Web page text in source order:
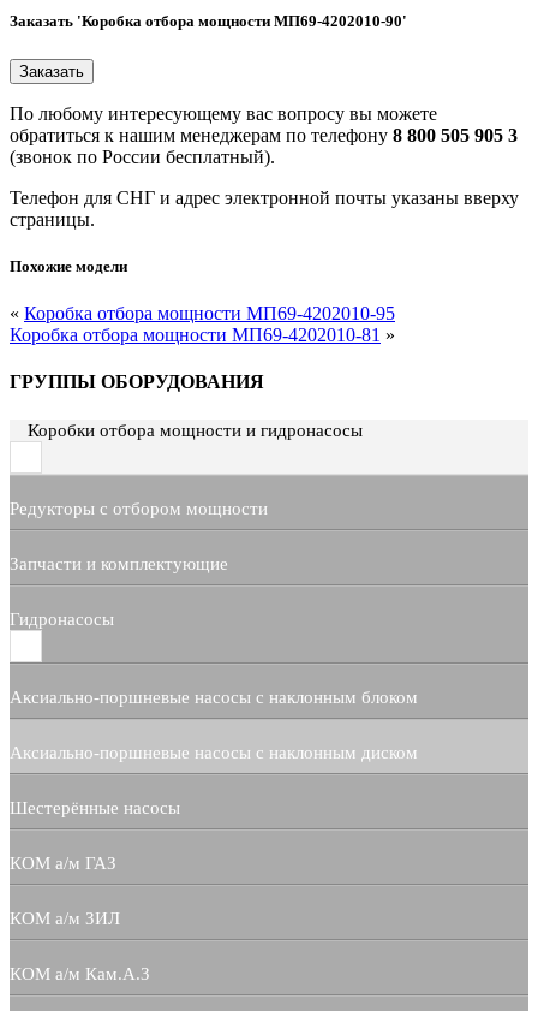
Заказать 'Коробка отбора мощности МП69-4202010-90'
По любому интересующему вас вопросу вы можете
обратиться к нашим менеджерам по телефону 8 800 505 905 3
(звонок по России бесплатный).
Телефон для СНГ и адрес электронной почты указаны вверху
страницы.
Похожие модели
« Коробка отбора мощности МП69-4202010-95
Коробка отбора мощности МП69-4202010-81 »
ГРУППЫ ОБОРУДОВАНИЯ
Коробки отбора мощности и гидронасосы
Редукторы с отбором мощности
Запчасти и комплектующие
Гидронасосы
Аксиально-поршневые насосы с наклонным блоком
Аксиально-поршневые насосы с наклонным диском
Шестерённые насосы
КОМ а/м ГАЗ
КОМ а/м ЗИЛ
КОМ а/м Кам.А.З